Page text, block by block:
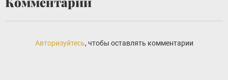
Авторизуйтесь, чтобы оставлять комментарии